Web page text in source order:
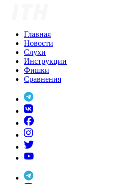
Главная
Новости
Слухи
Инструкции
Фишки
Сравнения